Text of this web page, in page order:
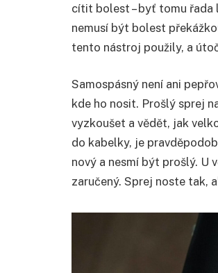
cítit bolest – byť tomu řada
nemusí být bolest
tento nástroj použily, a
Samospásný není ani
kde ho nosit. Prošlý sprej
vyzkoušet a vědět, jak
do kabelky, je
nový a nesmí být prošlý. U
zaručený. Sprej noste tak,